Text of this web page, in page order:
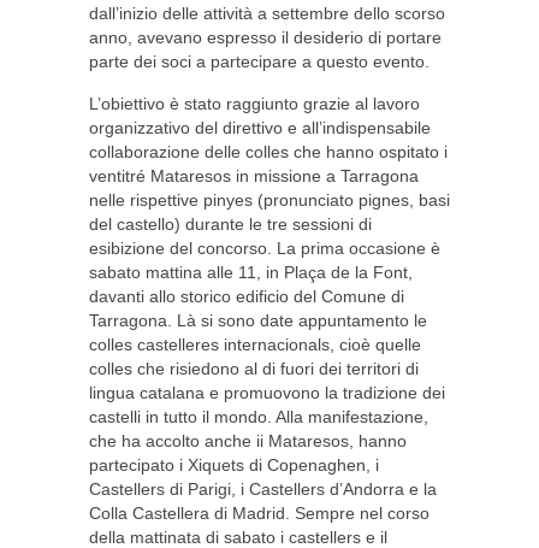
dall’inizio delle attività a settembre dello scorso
anno, avevano espresso il desiderio di portare
parte dei soci a partecipare a questo evento.
L’obiettivo è stato raggiunto grazie al lavoro
organizzativo del direttivo e all’indispensabile
collaborazione delle colles che hanno ospitato i
ventitré Mataresos in missione a Tarragona
nelle rispettive pinyes (pronunciato pignes, basi
del castello) durante le tre sessioni di
esibizione del concorso. La prima occasione è
sabato mattina alle 11, in Plaça de la Font,
davanti allo storico edificio del Comune di
Tarragona. Là si sono date appuntamento le
colles castelleres internacionals, cioè quelle
colles che risiedono al di fuori dei territori di
lingua catalana e promuovono la tradizione dei
castelli in tutto il mondo. Alla manifestazione,
che ha accolto anche ii Mataresos, hanno
partecipato i Xiquets di Copenaghen, i
Castellers di Parigi, i Castellers d’Andorra e la
Colla Castellera di Madrid. Sempre nel corso
della mattinata di sabato i castellers e il